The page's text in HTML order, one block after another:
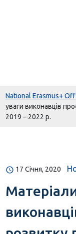
National Erasmus+
уваги виконавців
2019 – 2022 р.
17 Січня, 2020